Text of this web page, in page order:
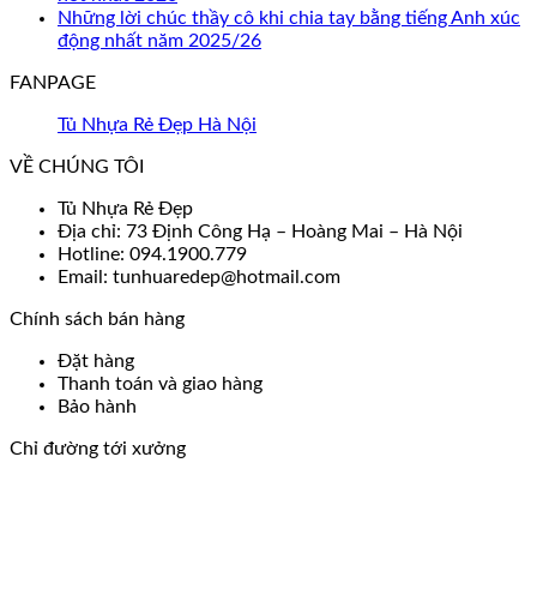
Những lời chúc thầy cô khi chia tay bằng tiếng Anh xúc
động nhất năm 2025/26
FANPAGE
Tủ Nhựa Rẻ Đẹp Hà Nội
VỀ CHÚNG TÔI
Tủ Nhựa Rẻ Đẹp
Địa chỉ: 73 Định Công Hạ – Hoàng Mai – Hà Nội
Hotline: 094.1900.779
Email: tunhuaredep@hotmail.com
Chính sách bán hàng
Đặt hàng
Thanh toán và giao hàng
Bảo hành
Chỉ đường tới xưởng